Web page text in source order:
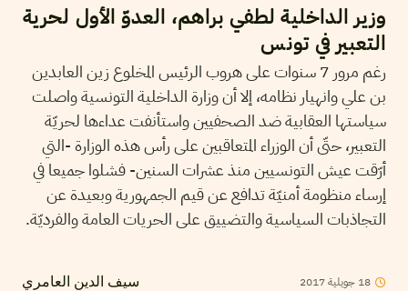
وزير الداخلية لطفي براهم، العدوّ الأول لحرية
التعبير في تونس
رغم مرور 7 سنوات على هروب الرئيس المخلوع زين العابدين
بن علي وانهيار نظامه، إلا أن وزارة الداخلية التونسية واصلت
سياستها العقابية ضد الصحفيين واستأنفت عداءها لحريّة
التعبير، حتّى أن الوزراء المتعاقبين على رأس هذه الوزارة -التي
أرّقت عيش التونسيين منذ عشرات السنين- فشلوا جميعا في
إرساء منظومة أمنيّة تدافع عن قيم الجمهورية وبعيدة عن
التجاذبات السياسية والتضييق على الحريات العامة والفرديّة.
سيف الدين العامري 18 جويلية2017